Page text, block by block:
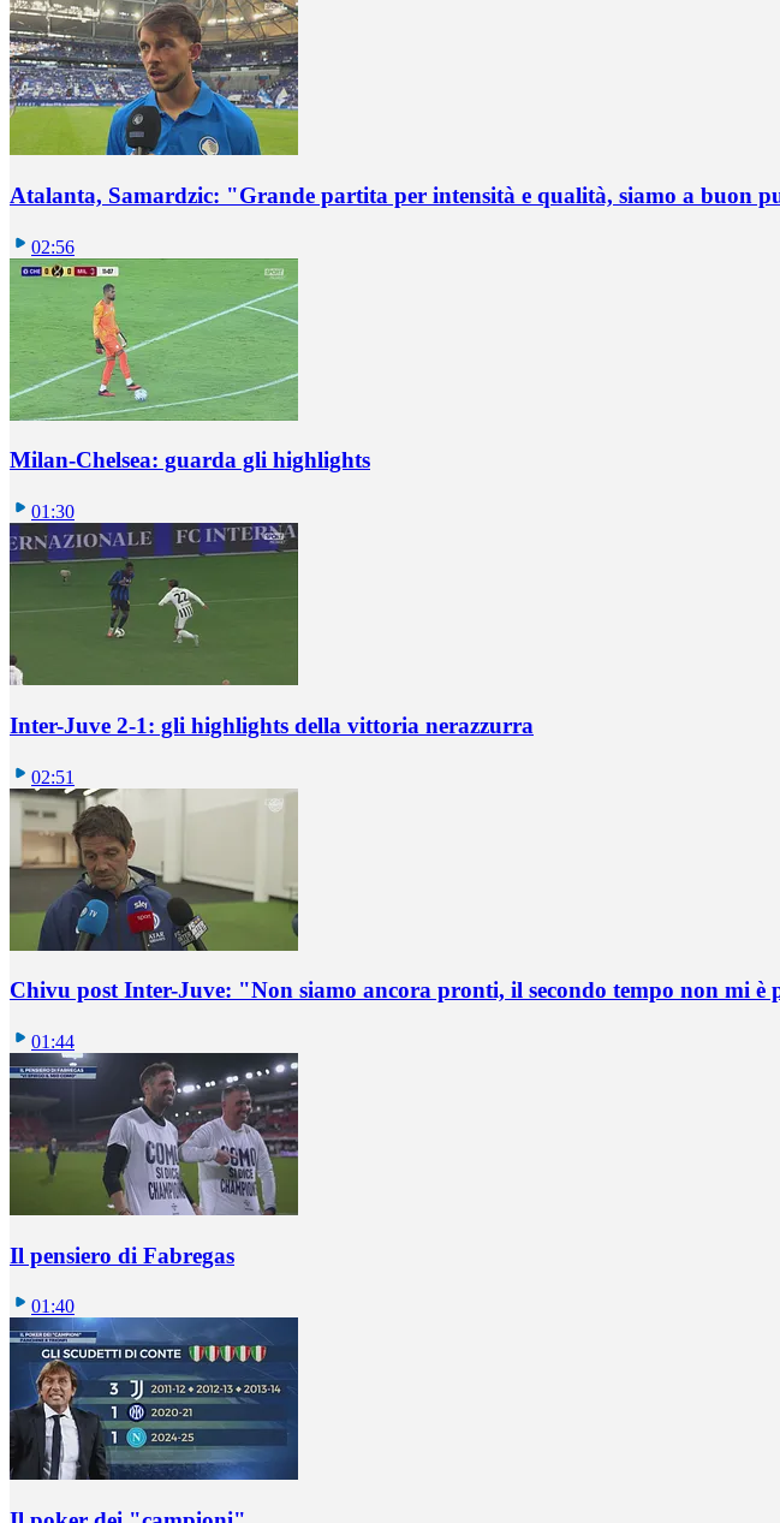
Atalanta, Samardzic: "Grande partita per intensità e qualità, siamo a buon
02:56
Milan-Chelsea: guarda gli highlights
01:30
Inter-Juve 2-1: gli highlights della vittoria nerazzurra
02:51
Chivu post Inter-Juve: "Non siamo ancora pronti, il secondo tempo non mi è
01:44
Il pensiero di Fabregas
01:40